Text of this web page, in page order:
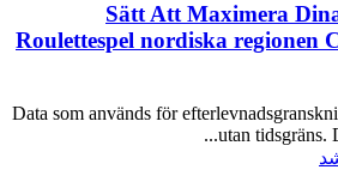
Sätt Att Maximera
Roulettespel nordiska regionen
Data som används för
utan tidsgräns.